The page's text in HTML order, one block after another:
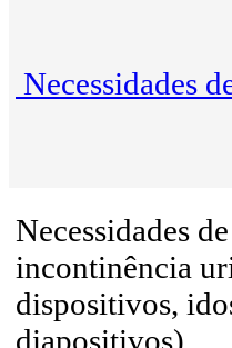
Necessidades
Necessidades
incontinência
dispositivos,
diapositivos)